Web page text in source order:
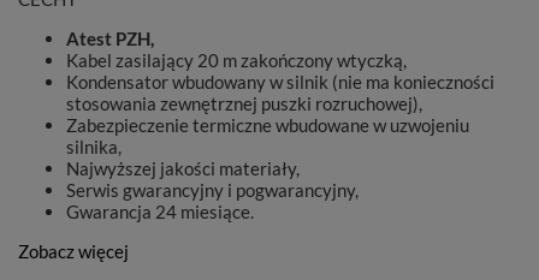
Atest PZH,
Kabel zasilający 20 m zakończony wtyczką,
Kondensator wbudowany w silnik (nie ma konieczności
stosowania zewnętrznej puszki rozruchowej),
Zabezpieczenie termiczne wbudowane w uzwojeniu
silnika,
Najwyższej jakości materiały,
Serwis gwarancyjny i pogwarancyjny,
Gwarancja 24 miesiące.
Zobacz więcej